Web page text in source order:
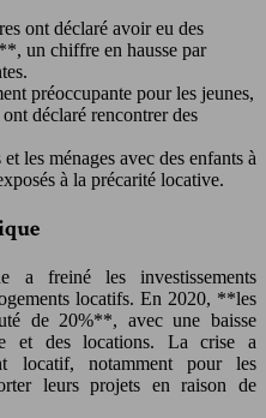
ont déclaré avoir eu des
un chiffre en hausse par
préoccupante pour les jeunes,
déclaré rencontrer des
les ménages avec des enfants à
à la précarité locative.
a freiné les investissements
locatifs. En 2020, **les
de 20%**, avec une baisse
et des locations. La crise a
locatif, notamment pour les
leurs projets en raison de